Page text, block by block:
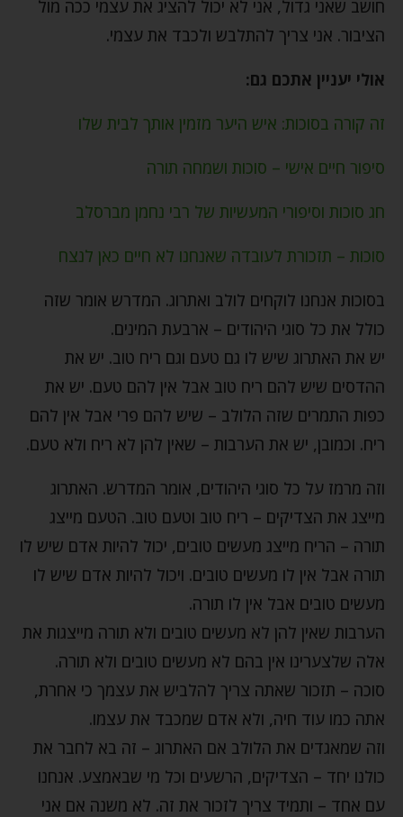
חושב שאני גדול, אני לא יכול להציג את עצמי ככה מול
הציבור. אני צריך להתלבש ולכבד את עצמי.
אולי יעניין אתכם גם:
זה קורה בסוכות: איש היער מזמין אותך לבית שלו
סיפור חיים אישי – סוכות ושמחה תורה
חג סוכות וסיפורי המעשיות של רבי נחמן מברסלב
סוכות – תזכורת לעובדה שאנחנו לא חיים כאן לנצח
בסוכות אנחנו לוקחים לולב ואתרוג. המדרש אומר שזה
כולל את כל סוגי היהודים – ארבעת המינים.
יש את האתרוג שיש לו גם טעם וגם ריח טוב. יש את
ההדסים שיש להם ריח טוב אבל אין להם טעם. יש את
כפות התמרים שזה הלולב – שיש להם פרי אבל אין להם
ריח. וכמובן, יש את הערבות – שאין להן לא ריח ולא טעם.
וזה מרמז על כל סוגי היהודים, אומר המדרש. האתרוג
מייצג את הצדיקים – ריח טוב וטעם טוב. הטעם מייצג
תורה – הריח מייצג מעשים טובים, יכול להיות אדם שיש לו
תורה אבל אין לו מעשים טובים. ויכול להיות אדם שיש לו
מעשים טובים אבל אין לו תורה.
הערבות שאין להן לא מעשים טובים ולא תורה מייצגות את
אלה שלצערינו אין בהם לא מעשים טובים ולא תורה.
סוכה – תזכור שאתה צריך להלביש את עצמך כי אחרת,
אתה כמו עוד חיה, ולא אדם שמכבד את עצמו.
וזה שמאגדים את הלולב אם האתרוג – זה בא לחבר את
כולנו יחד – הצדיקים, הרשעים וכל מי שבאמצע. אנחנו
עם אחד – ותמיד צריך לזכור את זה. לא משנה אם אני